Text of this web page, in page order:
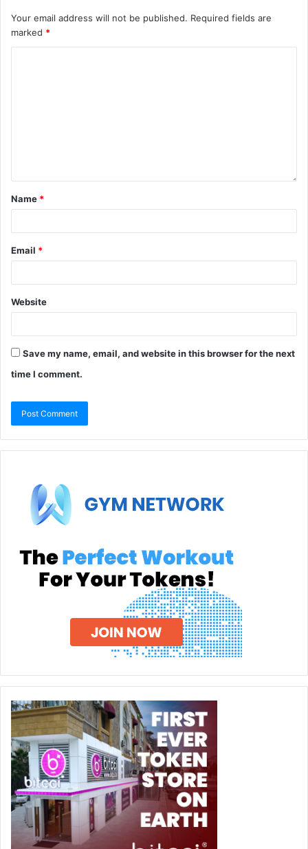
Your email address will not be published. Required fields are
marked *
Name *
Email *
Website
Save my name, email, and website in this browser for the next
time I comment.